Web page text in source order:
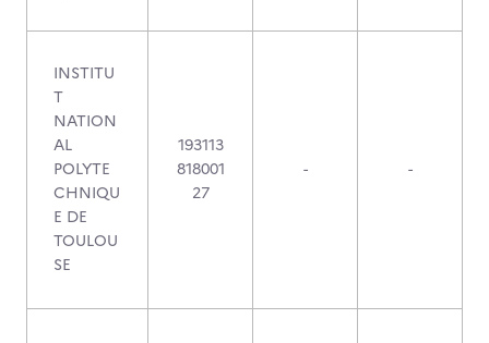
INSTITU
T
NATION
AL
POLYTE
CHNIQU
E DE
TOULOU
SE
193113
818001
27
- -